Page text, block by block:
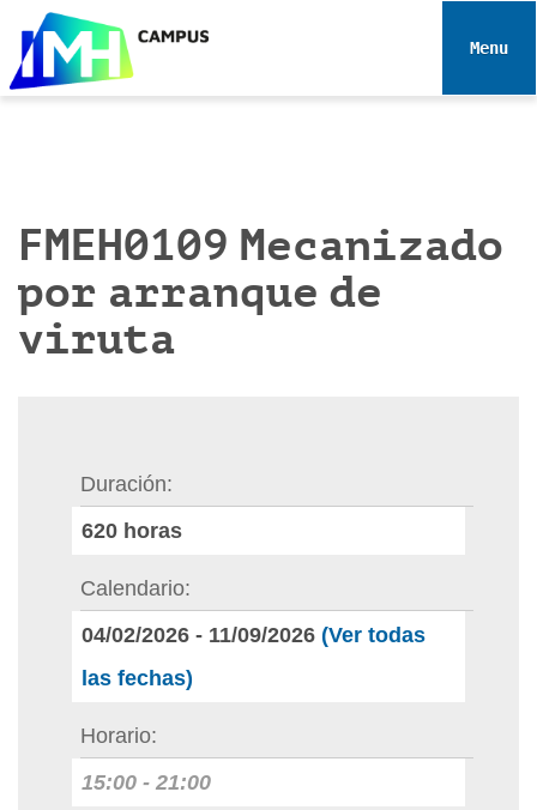
e
Toggle
FMEH0109 Mecanizado
por arranque de
viruta
Duración
620 horas
Calendario
04/02/2026 - 11/09/2026 (Ver todas
las fechas)
Horario
15:00 - 21:00